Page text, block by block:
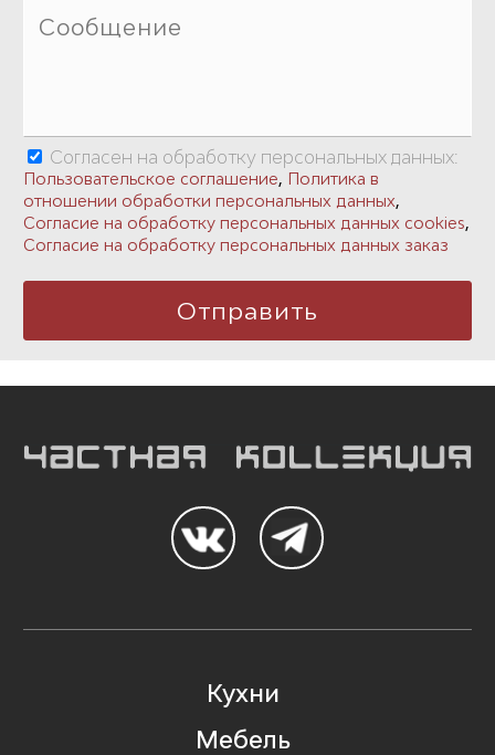
Согласен на обработку персональных данных:
Пользовательское соглашение, Политика в
отношении обработки персональных данных,
Согласие на обработку персональных данных cookies,
Согласие на обработку персональных данных заказ
Кухни
Мебель